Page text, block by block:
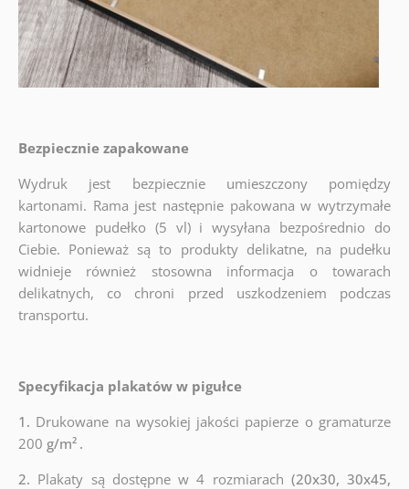
Bezpiecznie zapakowane
Wydruk jest bezpiecznie umieszczony pomiędzy
kartonami. Rama jest następnie pakowana w wytrzymałe
kartonowe pudełko (5 vl) i wysyłana bezpośrednio do
Ciebie. Ponieważ są to produkty delikatne, na pudełku
widnieje również stosowna informacja o towarach
delikatnych, co chroni przed uszkodzeniem podczas
transportu.
Specyfikacja plakatów w pigułce
1. Drukowane na wysokiej jakości papierze o gramaturze
200 g/m² .
2. Plakaty są dostępne w 4 rozmiarach (20x30, 30x45,